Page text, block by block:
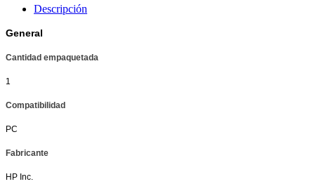
Descripción
General
Cantidad empaquetada
1
Compatibilidad
PC
Fabricante
HP Inc.